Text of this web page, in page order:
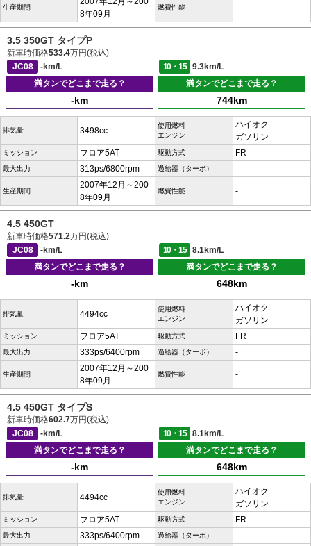
生産期間
8年09月
燃費性能 -
3.5 350GT タイプP
新車時価格533.4万円(税込)
JC08
-km/L 10・15
9.3km/L
満タンでどこまで走る？
-km
満タンでどこまで走る？
744km
排気量 3498cc
使用燃料
エンジン
ハイオク
ガソリン
ミッション フロア5AT 駆動方式 FR
最大出力 313ps/6800rpm 過給器（ターボ） -
生産期間
2007年12月～200
8年09月
燃費性能 -
4.5 450GT
新車時価格571.2万円(税込)
JC08
-km/L 10・15
8.1km/L
満タンでどこまで走る？
-km
満タンでどこまで走る？
648km
排気量 4494cc
使用燃料
エンジン
ハイオク
ガソリン
ミッション フロア5AT 駆動方式 FR
最大出力 333ps/6400rpm 過給器（ターボ） -
生産期間
2007年12月～200
8年09月
燃費性能 -
4.5 450GT タイプS
新車時価格602.7万円(税込)
JC08
-km/L 10・15
8.1km/L
満タンでどこまで走る？
-km
満タンでどこまで走る？
648km
排気量 4494cc
使用燃料
エンジン
ハイオク
ガソリン
ミッション フロア5AT 駆動方式 FR
最大出力 333ps/6400rpm 過給器（ターボ） -